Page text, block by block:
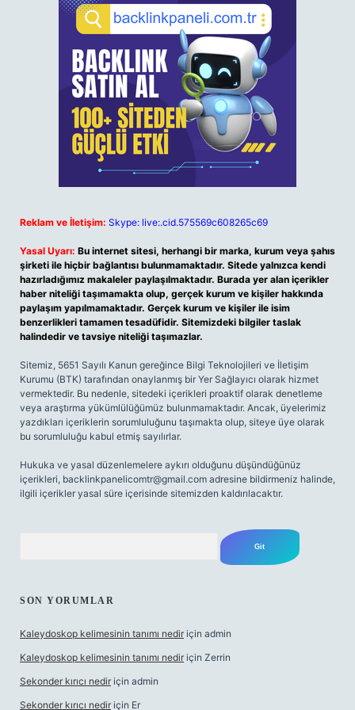
Reklam ve İletişim: Skype: live:.cid.575569c608265c69
Yasal Uyarı: Bu internet sitesi, herhangi bir marka, kurum veya şahıs
şirketi ile hiçbir bağlantısı bulunmamaktadır. Sitede yalnızca kendi
hazırladığımız makaleler paylaşılmaktadır. Burada yer alan içerikler
haber niteliği taşımamakta olup, gerçek kurum ve kişiler hakkında
paylaşım yapılmamaktadır. Gerçek kurum ve kişiler ile isim
benzerlikleri tamamen tesadüfidir. Sitemizdeki bilgiler taslak
halindedir ve tavsiye niteliği taşımazlar.
Sitemiz, 5651 Sayılı Kanun gereğince Bilgi Teknolojileri ve İletişim
Kurumu (BTK) tarafından onaylanmış bir Yer Sağlayıcı olarak hizmet
vermektedir. Bu nedenle, sitedeki içerikleri proaktif olarak denetleme
veya araştırma yükümlülüğümüz bulunmamaktadır. Ancak, üyelerimiz
yazdıkları içeriklerin sorumluluğunu taşımakta olup, siteye üye olarak
bu sorumluluğu kabul etmiş sayılırlar.
Hukuka ve yasal düzenlemelere aykırı olduğunu düşündüğünüz
içerikleri, backlinkpanelicomtr@gmail.com adresine bildirmeniz halinde,
ilgili içerikler yasal süre içerisinde sitemizden kaldırılacaktır.
SON YORUMLAR
Kaleydoskop kelimesinin tanımı nedir için admin
Kaleydoskop kelimesinin tanımı nedir için Zerrin
Sekonder kırıcı nedir için admin
Sekonder kırıcı nedir için Er